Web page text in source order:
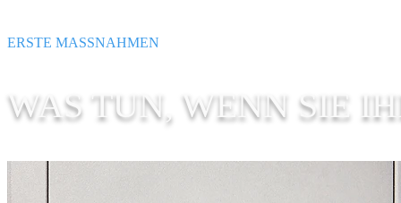
ERSTE MASSNAHMEN
WAS TUN, WENN SIE